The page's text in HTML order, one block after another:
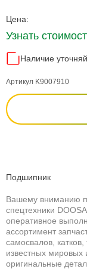
Цена:
Узнать
Наличие
Артикул K9007910
Подшипник
Вашему вниманию
спецтехники
оперативное
ассортимент
самосвалов, катков,
известных мировых
оригинальные